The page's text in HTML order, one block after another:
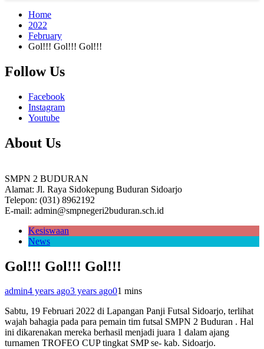
Home
2022
February
Gol!!! Gol!!! Gol!!!
Follow Us
Facebook
Instagram
Youtube
About Us
SMPN 2 BUDURAN
Alamat: Jl. Raya Sidokepung Buduran Sidoarjo
Telepon: (031) 8962192
E-mail: admin@smpnegeri2buduran.sch.id
Kesiswaan
News
Gol!!! Gol!!! Gol!!!
admin4 years ago3 years ago01 mins
Sabtu, 19 Februari 2022 di Lapangan Panji Futsal Sidoarjo, terlihat
wajah bahagia pada para pemain tim futsal SMPN 2 Buduran . Hal
ini dikarenakan mereka berhasil menjadi juara 1 dalam ajang
turnamen TROFEO CUP tingkat SMP se- kab. Sidoarjo.